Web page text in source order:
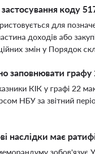
коду
для
доходів або
змін у Порядок
заповнювати графу
КІК у графі 22
НБУ за звітний
наслідки має
зобов'язує